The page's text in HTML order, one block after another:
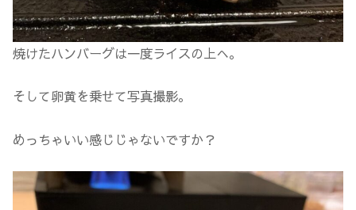
焼けたハンバーグは一度ライスの上へ。
そして卵黄を乗せて写真撮影。
めっちゃいい感じじゃないですか？